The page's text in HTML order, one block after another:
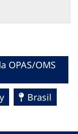
OPAS/OMS
Brasil